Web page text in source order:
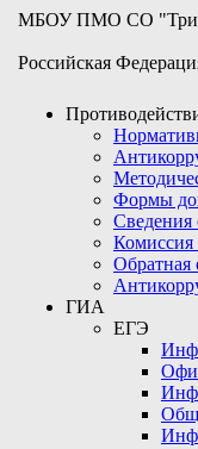
МБОУ ПМО СО
Российская
Формы
Сведения
Комиссия
Обратная
ГИА
ЕГЭ